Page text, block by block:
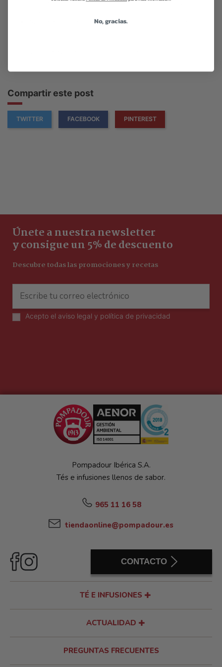
podría distinguir qué pacientes están curados y
Ayuda a mejorar los tratamientos, proponiendo las
Compartir este post
TWITTER FACEBOOK PINTEREST
Únete a nuestra newsletter
y consigue un 5% de descuento
Descubre todas las promociones y recetas
Acepto el aviso legal y política de privacidad
Pompadour Ibérica S.A.
Tés e infusiones llenos de sabor.
965 11 16 58
tiendaonline@pompadour.es
CONTACTO
TÉ E INFUSIONES
ACTUALIDAD
PREGUNTAS FRECUENTES
No, gracias.